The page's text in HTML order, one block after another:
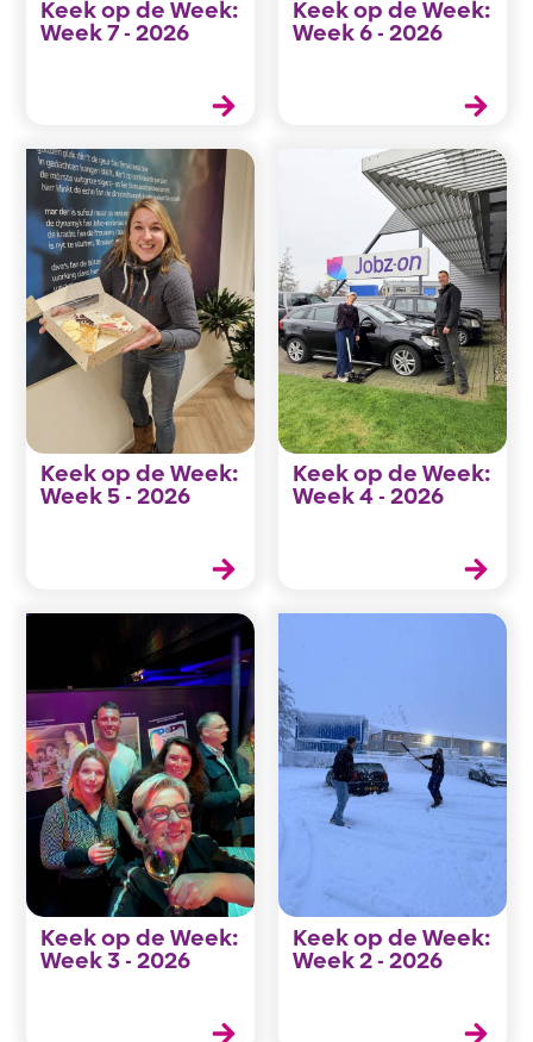
Keek op de Week:
Week 7 - 2026
Keek op de Week:
Week 6 - 2026
Keek op de Week:
Week 5 - 2026
Keek op de Week:
Week 4 - 2026
Keek op de Week:
Week 3 - 2026
Keek op de Week:
Week 2 - 2026